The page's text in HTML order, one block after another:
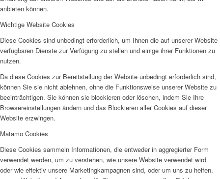
anbieten können.
Wichtige Website Cookies
Diese Cookies sind unbedingt erforderlich, um Ihnen die auf unserer Website
verfügbaren Dienste zur Verfügung zu stellen und einige ihrer Funktionen zu
nutzen.
Da diese Cookies zur Bereitstellung der Website unbedingt erforderlich sind,
können Sie sie nicht ablehnen, ohne die Funktionsweise unserer Website zu
beeinträchtigen. Sie können sie blockieren oder löschen, indem Sie Ihre
Browsereinstellungen ändern und das Blockieren aller Cookies auf dieser
Website erzwingen.
Matamo Cookies
Diese Cookies sammeln Informationen, die entweder in aggregierter Form
verwendet werden, um zu verstehen, wie unsere Website verwendet wird
oder wie effektiv unsere Marketingkampagnen sind, oder um uns zu helfen,